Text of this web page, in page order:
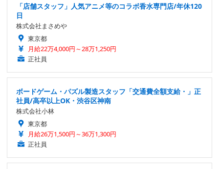
「店舗スタッフ」人気アニメ等のコラボ香水専門店/年休120
日
株式会社まさめや
東京都
月給22万4,000円～28万1,250円
正社員
ボードゲーム・パズル製造スタッフ「交通費全額支給・」正
社員/高卒以上OK・渋谷区神南
株式会社小林
東京都
月給26万1,500円～36万1,300円
正社員